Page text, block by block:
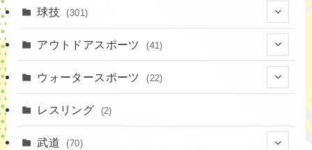
(37)
(18)
球技 (301)
(20)
アウトドアスポーツ (41)
(4)
(8)
ウォータースポーツ (22)
(7)
(15)
レスリング (2)
武道 (70)